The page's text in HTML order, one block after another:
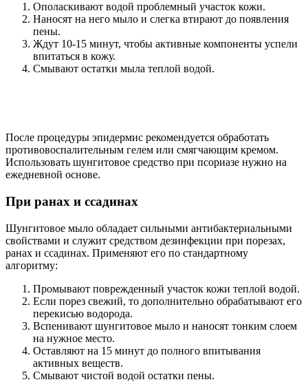
Ополаскивают водой проблемный участок кожи.
Наносят на него мыло и слегка втирают до появления
пены.
Ждут 10-15 минут, чтобы активные компоненты успели
впитаться в кожу.
Смывают остатки мыла теплой водой.
После процедуры эпидермис рекомендуется обработать
противовоспалительным гелем или смягчающим кремом.
Использовать шунгитовое средство при псориазе нужно на
ежедневной основе.
При ранах и ссадинах
Шунгитовое мыло обладает сильными антибактериальными
свойствами и служит средством дезинфекции при порезах,
ранах и ссадинах. Применяют его по стандартному
алгоритму:
Промывают поврежденный участок кожи теплой водой.
Если порез свежий, то дополнительно обрабатывают его
перекисью водорода.
Вспенивают шунгитовое мыло и наносят тонким слоем
на нужное место.
Оставляют на 15 минут до полного впитывания
активных веществ.
Смывают чистой водой остатки пены.